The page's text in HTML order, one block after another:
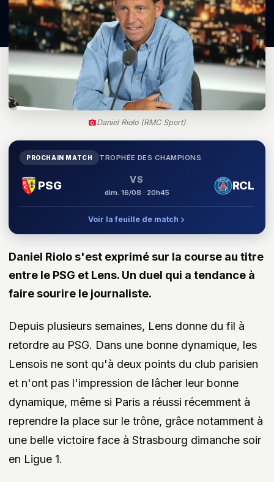
Daniel Riolo (RMC Sport)
PROCHAIN MATCH TROPHÉE DES CHAMPIONS
PSG VS
dim. 16/08 · 20h45
RCL
Voir la feuille de match
Daniel Riolo s'est exprimé sur la course au titre
entre le PSG et Lens. Un duel qui a tendance à
faire sourire le journaliste.
Depuis plusieurs semaines, Lens donne du fil à
retordre au PSG. Dans une bonne dynamique, les
Lensois ne sont qu'à deux points du club parisien
et n'ont pas l'impression de lâcher leur bonne
dynamique, même si Paris a réussi récemment à
reprendre la place sur le trône, grâce notamment à
une belle victoire face à Strasbourg dimanche soir
en Ligue 1.